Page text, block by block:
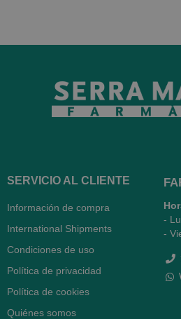
SERVICIO AL CLIENTE
Información de compra
International Shipments
Condiciones de uso
Política de privacidad
Política de cookies
Quiénes somos
-
-